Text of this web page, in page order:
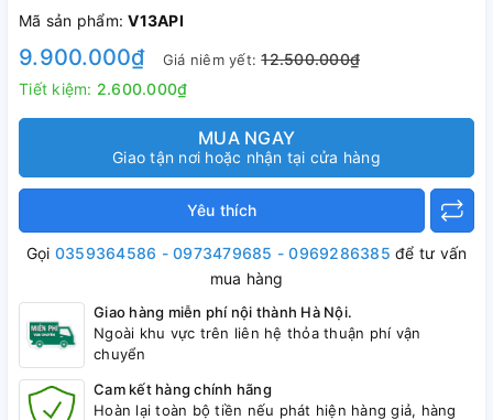
Mã sản phẩm:V13API
9.900.000₫ Giá niêm yết:12.500.000₫
Tiết kiệm: 2.600.000₫
MUA NGAY
Giao tận nơi hoặc nhận tại cửa hàng
Yêu thích
Gọi 0359364586 - 0973479685 - 0969286385 để tư vấn
mua hàng
Giao hàng miễn phí nội thành Hà Nội.
Ngoài khu vực trên liên hệ thỏa thuận phí vận
chuyển
Cam kết hàng chính hãng
Hoàn lại toàn bộ tiền nếu phát hiện hàng giả, hàng